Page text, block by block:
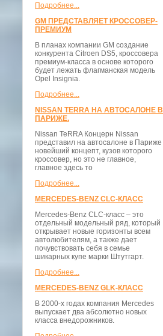
Подробнее...
GM ПРЕДСТАВЛЯЕТ КРОССОВЕР-
ПРЕМИУМ
В планах компании GM создание
конкурента Citroen DS5, кроссовера
премиум-класса в основе которого
будет лежать флагманская модель
Opel Insignia.
Подробнее...
NISSAN TERRA НА АВТОСАЛОНЕ В
ПАРИЖЕ.
Nissan TeRRA Концерн Nissan
представил на автосалоне в Париже
новейший концепт, кузов которого
кроссовер, но это не главное,
главное здесь то
Подробнее...
MERCEDES-BENZ CLC-КЛАСС
Mercedes-Benz CLC-класс – это
отдельный модельный ряд, который
открывает новые горизонты всем
автолюбителям, а также дает
почувствовать себя в семье
шикарных купе марки Штутгарт.
Подробнее...
MERCEDES-BENZ GLK-КЛАСС
В 2000-х годах компания Mercedes
выпускает два абсолютно новых
класса внедорожников.